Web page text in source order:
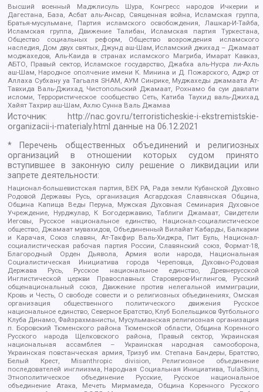
Высший военный Маджлисуль Шура, Конгресс народов Ичкерии и
Дагестана, База, Асбат аль-Ансар, Священная война, Исламская группа,
Братья-мусульмане, Партия исламского освобождения, Лашкар-И-Тайба,
Исламская группа, Движение Талибан, Исламская партия Туркестана,
Общество социальных реформ, Общество возрождения исламского
наследия, Дом двух святых, Джунд аш-Шам, Исламский джихад – Джамаат
моджахедов, Аль-Каида в странах исламского Магриба, Имарат Кавказ,
АБТО, Правый сектор, Исламское государство, Джабха аль-Нусра ли-Ахль
аш-Шам, Народное ополчение имени К. Минина и Д. Пожарского, Аджр от
Аллаха Субхану уа Тагьаля SHAM, АУМ Синрике, Муджахеды джамаата Ат-
Тавхида Валь-Джихад, Чистопольский Джамаат, Рохнамо ба суи давлати
исломи, Террористическое сообщество Сеть, Катиба Таухид валь-Джихад,
Хайят Тахрир аш-Шам, Ахлю Сунна Валь Джамаа
Источник:
http://nac.gov.ru/terroristicheskie-i-ekstremistskie-
organizacii-i-materialy.html данные на06.12.2021
* Перечень общественных объединений и религиозных
организаций в отношении которых судом принято
вступившее в законную силу решение о ликвидации или
запрете деятельности:
Национал-большевистская партия, ВЕК РА, Рада земли Кубанской Духовно
Родовой Державы Русь, организация Асгардская Славянская Община,
Община Капища Веды Перуна, Мужская Духовная Семинария Духовное
Учреждение, Нурджулар, К Богодержавию, Таблиги Джамаат, Свидетели
Иеговы, Русское национальное единство, Национал-социалистическое
общество, Джамаат мувахидов, Объединенный Вилайат Кабарды, Балкарии
и Карачая, Союз славян, Ат-Такфир Валь-Хиджра, Пит Буль, Национал-
социалистическая рабочая партия России, Славянский союз, Формат-18,
Благородный Орден Дьявола, Армия воли народа, Национальная
Социалистическая Инициатива города Череповца, Духовно-Родовая
Держава Русь, Русское национальное единство, Древнерусской
Инглистической церкви Православных Староверов-Инглингов, Русский
общенациональный союз, Движение против нелегальной иммиграции,
Кровь и Честь, О свободе совести и о религиозных объединениях, Омская
организация общественного политического движения Русское
национальное единство, Северное Братство, Клуб Болельщиков Футбольного
Клуба Динамо, Файзрахманисты, Мусульманская религиозная организация
п. Боровский Тюменского района Тюменской области, Община Коренного
Русского народа Щелковского района, Правый сектор, Украинская
национальная ассамблея – Украинская народная самооборона,
Украинская повстанческая армия, Тризуб им. Степана Бандеры, Братство,
Белый Крест, Misanthropic division, Религиозное объединение
последователей инглиизма, Народная Социальная Инициатива, TulaSkins,
Этнополитическое объединение Русские, Русское национальное
объединение Атака, Мечеть Мирмамеда, Община Коренного Русского